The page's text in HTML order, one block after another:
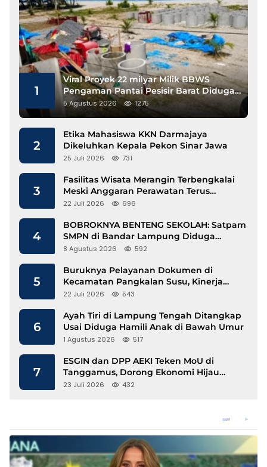
1
Viral Proyek 22 milyar Milik BBWS
Pengaman Pantai Pesisir Barat Diduga
Gunakan Besi Banci
5 Agustus 2026 1275
2
Etika Mahasiswa KKN Darmajaya
Dikeluhkan Kepala Pekon Sinar Jawa
25 Juli 2026 731
3
Fasilitas Wisata Merangin Terbengkalai
Meski Anggaran Perawatan Terus
Mengalir
22 Juli 2026 696
4
BOBROKNYA BENTENG SEKOLAH: Satpam
SMPN di Bandar Lampung Diduga
Lecehkan Siswi
8 Agustus 2026 592
5
Buruknya Pelayanan Dokumen di
Kecamatan Pangkalan Susu, Kinerja
Disdukcapil Langkat Disorot
22 Juli 2026 543
6
Ayah Tiri di Lampung Tengah Ditangkap
Usai Diduga Hamili Anak di Bawah Umur
1 Agustus 2026 517
7
ESGIN dan DPP AEKI Teken MoU di
Tanggamus, Dorong Ekonomi Hijau
Berbasis Kopi dan Perdagangan Karbon
23 Juli 2026 432